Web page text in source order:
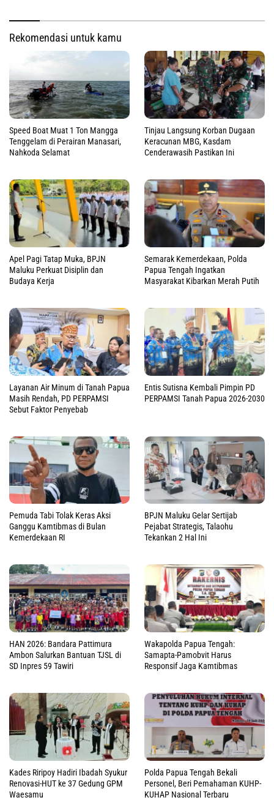
Rekomendasi untuk kamu
Speed Boat Muat 1 Ton Mangga
Tenggelam di Perairan Manasari,
Nahkoda Selamat
Tinjau Langsung Korban Dugaan
Keracunan MBG, Kasdam
Cenderawasih Pastikan Ini
Apel Pagi Tatap Muka, BPJN
Maluku Perkuat Disiplin dan
Budaya Kerja
Semarak Kemerdekaan, Polda
Papua Tengah Ingatkan
Masyarakat Kibarkan Merah Putih
Layanan Air Minum di Tanah Papua
Masih Rendah, PD PERPAMSI
Sebut Faktor Penyebab
Entis Sutisna Kembali Pimpin PD
PERPAMSI Tanah Papua 2026-2030
Pemuda Tabi Tolak Keras Aksi
Ganggu Kamtibmas di Bulan
Kemerdekaan RI
BPJN Maluku Gelar Sertijab
Pejabat Strategis, Talaohu
Tekankan 2 Hal Ini
HAN 2026: Bandara Pattimura
Ambon Salurkan Bantuan TJSL di
SD Inpres 59 Tawiri
Wakapolda Papua Tengah:
Samapta-Pamobvit Harus
Responsif Jaga Kamtibmas
Kades Riripoy Hadiri Ibadah Syukur
Renovasi-HUT ke 37 Gedung GPM
Waesamu
Polda Papua Tengah Bekali
Personel, Beri Pemahaman KUHP-
KUHAP Nasional Terbaru